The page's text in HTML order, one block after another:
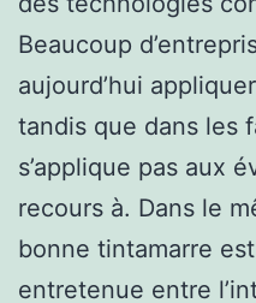
Beaucoup
aujourd’hui
tandis que dans les
s’applique pas aux
recours à. Dans le
bonne tintamarre
entretenue entre